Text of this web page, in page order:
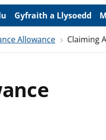
Gyfraith a Llysoedd
Allowance Claiming